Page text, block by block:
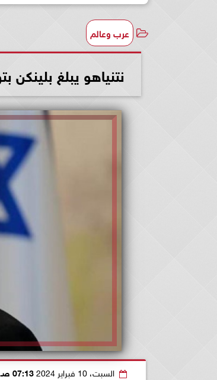
عرب وعالم
نتنياهو يبلغ
السبت، 10 فبراير 2024 07:13 صـ